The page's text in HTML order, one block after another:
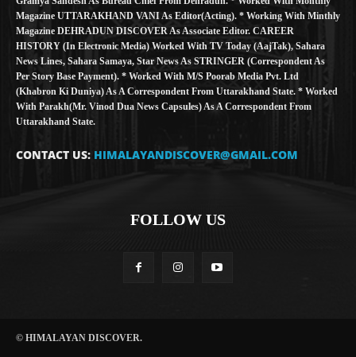
Magazine UTTARAKHAND VANI As Editor(Acting). * Working With Minthly
Magazine DEHRADUN DISCOVER As Associate Editor. CAREER
HISTORY (in Electronic Media) Worked With TV Today (AajTak), Sahara
News Lines, Sahara Samaya, Star News As STRINGER (Correspondent As
Per Story Base Payment). * Worked With M/S Poorab Media Pvt. Ltd
(Khabron Ki Duniya) As A Correspondent From Uttarakhand State. * Worked
With Parakh(Mr. Vinod Dua News Capsules) As A Correspondent From
Uttarakhand State.
CONTACT US: HIMALAYANDISCOVER@GMAIL.COM
FOLLOW US
© HIMALAYAN DISCOVER.